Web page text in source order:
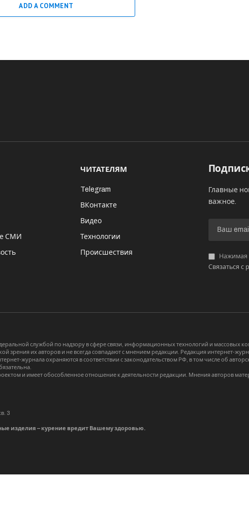
ADD A COMMENT
СМИ
ЧИТАТЕЛЯМ
Telegram
ВКонтакте
Видео
Технологии
Происшествия
Главные
важное.
Нажимая
Связаться с
службой по надзору в сфере связи, информационных технологий и массовых
зрения их авторов и не всегда совпадают с мнением редакции. Редакция интернет-
журнала охраняются в соответствии с законодательством РФ, в том числе об
и имеет обособленное отношение к деятельности редакции. Мнения авторов
3
изделия – курение вредит Вашему здоровью.